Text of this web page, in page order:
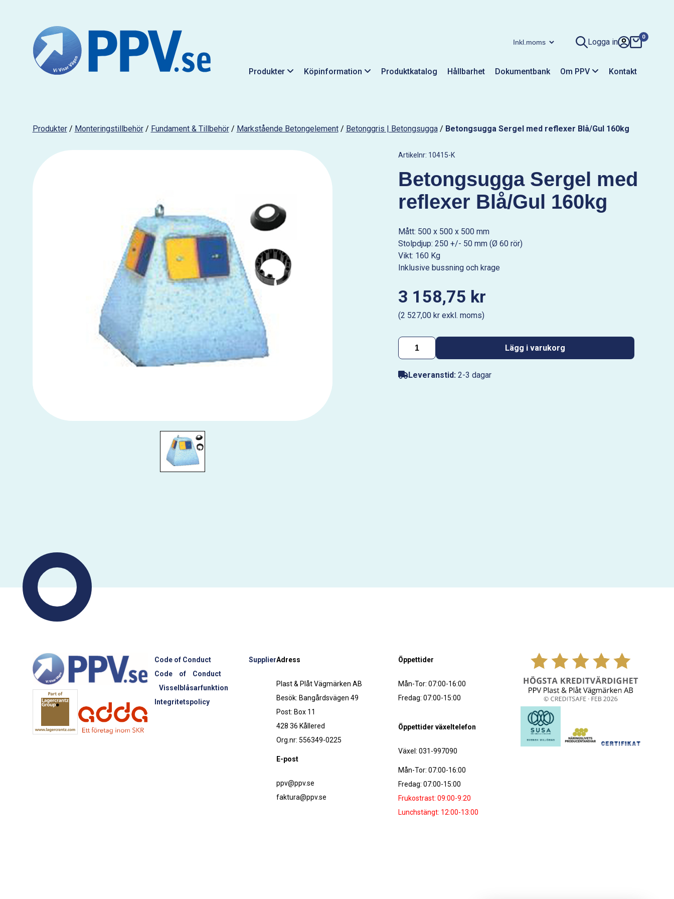
Logga in
0
Produkter Köpinformation Produktkatalog Hållbarhet Dokumentbank Om PPV Kontakt
Produkter/ Monteringstillbehör/ Fundament & Tillbehör/ Markstående Betongelement/ Betonggris | Betongsugga/ Betongsugga Sergel med reflexer Blå/Gul 160kg
Artikelnr: 10415-K
Betongsugga Sergel med
reflexer Blå/Gul 160kg
Mått: 500 x 500 x 500 mm
Stolpdjup: 250 +/- 50 mm (Ø 60 rör)
Vikt: 160 Kg
Inklusive bussning och krage
3 158,75 kr
(2 527,00 kr exkl. moms)
Lägg i varukorg
Leveranstid: 2-3 dagar
Code of Conduct
Supplier
Code of Conduct
Visselblåsarfunktion
Integritetspolicy
Adress
Plast & Plåt Vägmärken AB
Besök: Bangårdsvägen 49
Post: Box 11
428 36 Kållered
Org.nr: 556349-0225
E-post
ppv@ppv.se
faktura@ppv.se
Öppettider
Mån-Tor: 07:00-16:00
Fredag: 07:00-15:00
Öppettider växeltelefon
Växel: 031-997090
Mån-Tor: 07:00-16:00
Fredag: 07:00-15:00
Frukostrast: 09:00-9:20
Lunchstängt: 12:00-13:00